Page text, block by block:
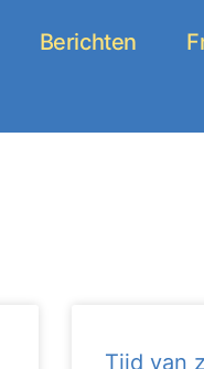
Berichten
Tijd van